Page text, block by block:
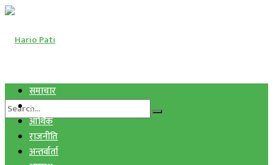
समाचार
स्वास्थ्य
आर्थिक
राजनीति
अन्तर्वार्ता